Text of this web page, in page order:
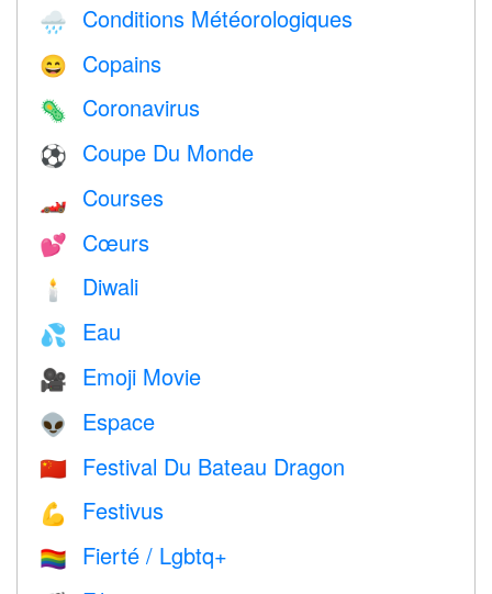
🌧 Conditions Météorologiques
😄 Copains
🦠 Coronavirus
⚽ Coupe Du Monde
🏎 Courses
💕 Cœurs
🕯 Diwali
💦 Eau
🎥 Emoji Movie
👽 Espace
🇨🇳 Festival Du Bateau Dragon
💪 Festivus
🏳️‍🌈 Fierté / Lgbtq+